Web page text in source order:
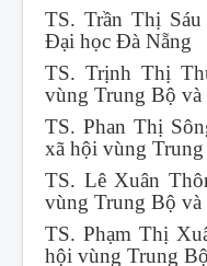
TS. Trần Thị
Đại học Đà
TS. Trịnh Thị
vùng Trung
TS. Phan Thị
xã hội vùng
TS. Lê Xuân
vùng Trung Bộ và
TS. Phạm Thị
hội vùng Trung